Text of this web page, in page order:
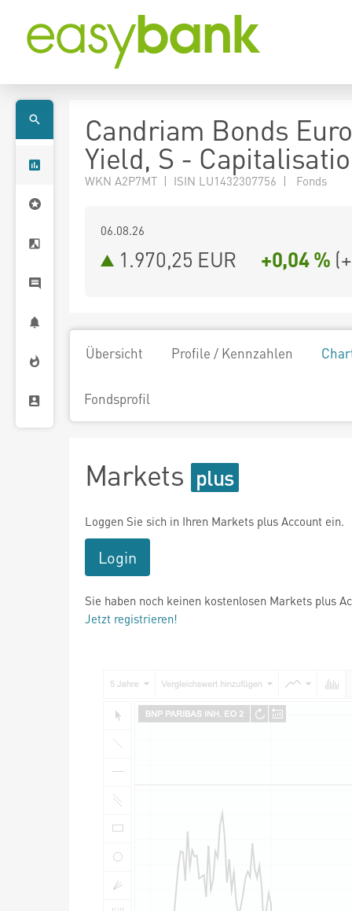
Candriam Bonds
Yield, S -
WKN A2P7MT | ISIN LU1432307756 | Fonds
06.08.26
1.970,25 EUR +0,04 % (
Übersicht Profile / Kennzahlen
Fondsprofil
Markets
Loggen Sie sich in Ihren Markets plus Account ein.
Login
Sie haben noch keinen kostenlosen Markets plus
Jetzt registrieren!